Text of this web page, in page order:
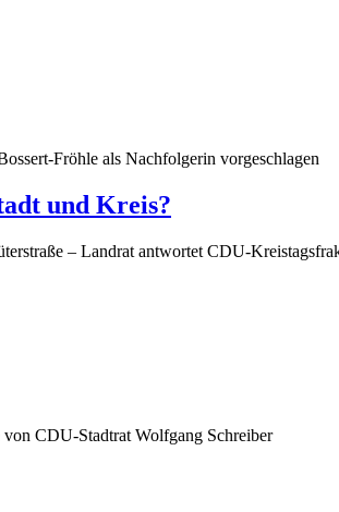
Fröhle als Nachfolgerin vorgeschlagen
und Kreis?
– Landrat antwortet CDU-
CDU-Stadtrat Wolfgang Schreiber